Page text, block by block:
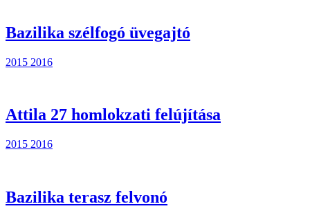
Bazilika szélfogó üvegajtó
2015 2016
Attila 27 homlokzati felújítása
2015 2016
Bazilika terasz felvonó